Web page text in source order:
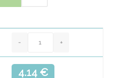
4.14 €